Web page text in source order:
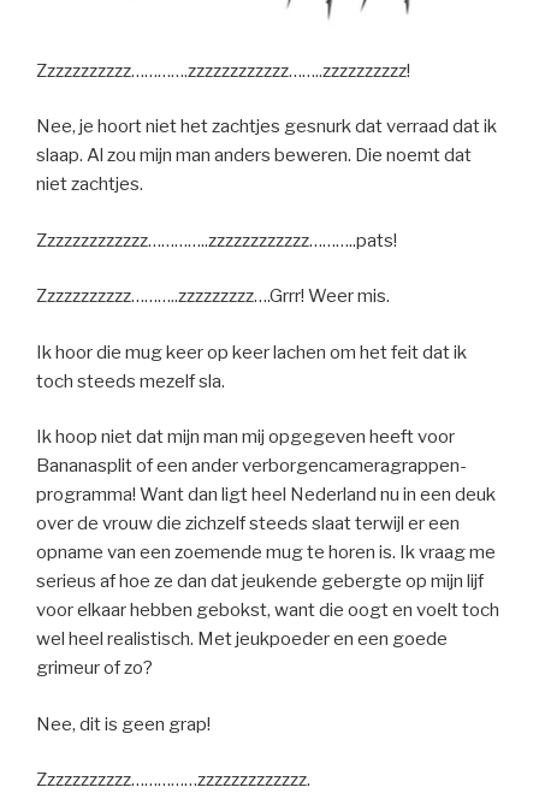
Zzzzzzzzzzz………….zzzzzzzzzzzz……..zzzzzzzzzz!
Nee, je hoort niet het zachtjes gesnurk dat verraad dat ik
slaap. Al zou mijn man anders beweren. Die noemt dat
niet zachtjes.
Zzzzzzzzzzzzz…………..zzzzzzzzzzzz………..pats!
Zzzzzzzzzzz………..zzzzzzzzz….Grrr! Weer mis.
Ik hoor die mug keer op keer lachen om het feit dat ik
toch steeds mezelf sla.
Ik hoop niet dat mijn man mij opgegeven heeft voor
Bananasplit of een ander verborgencameragrappen-
programma! Want dan ligt heel Nederland nu in een deuk
over de vrouw die zichzelf steeds slaat terwijl er een
opname van een zoemende mug te horen is. Ik vraag me
serieus af hoe ze dan dat jeukende gebergte op mijn lijf
voor elkaar hebben gebokst, want die oogt en voelt toch
wel heel realistisch. Met jeukpoeder en een goede
grimeur of zo?
Nee, dit is geen grap!
Zzzzzzzzzzz……………zzzzzzzzzzzzz.